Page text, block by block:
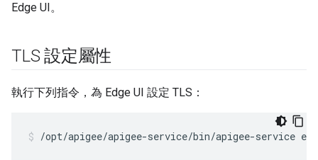
Edge UI。
TLS 設定屬性
執行下列指令，為 Edge UI 設定 TLS：
/opt/apigee/apigee-service/bin/apigee-service